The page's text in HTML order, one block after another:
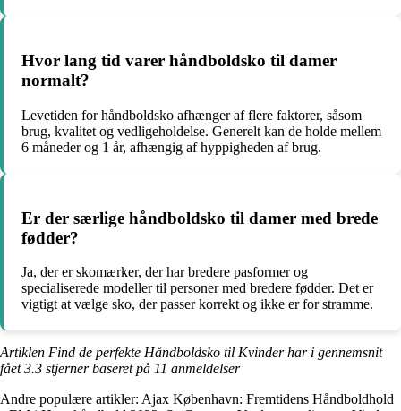
Hvor lang tid varer håndboldsko til damer
normalt?
Levetiden for håndboldsko afhænger af flere faktorer, såsom
brug, kvalitet og vedligeholdelse. Generelt kan de holde mellem
6 måneder og 1 år, afhængig af hyppigheden af brug.
Er der særlige håndboldsko til damer med brede
fødder?
Ja, der er skomærker, der har bredere pasformer og
specialiserede modeller til personer med bredere fødder. Det er
vigtigt at vælge sko, der passer korrekt og ikke er for stramme.
Artiklen Find de perfekte Håndboldsko til Kvinder har i gennemsnit
fået3.3 stjerner baseret på 11 anmeldelser
Andre populære artikler: Ajax København: Fremtidens Håndboldhold